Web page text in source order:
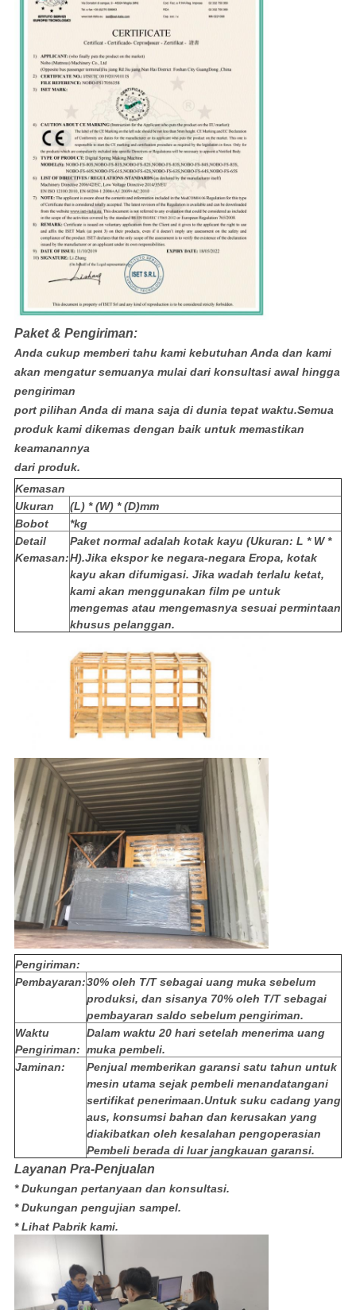
Paket & Pengiriman:
Anda cukup memberi tahu kami kebutuhan Anda dan kami
akan mengatur semuanya mulai dari konsultasi awal hingga
pengiriman
port pilihan Anda di mana saja di dunia tepat waktu.Semua
produk kami dikemas dengan baik untuk memastikan
keamanannya
dari produk.
Kemasan
Ukuran
(L) * (W) * (D)mm
Bobot
*kg
Detail
Kemasan:
Paket normal adalah kotak kayu (Ukuran: L * W *
H).Jika ekspor ke negara-negara Eropa, kotak
kayu akan difumigasi. Jika wadah terlalu ketat,
kami akan menggunakan film pe untuk
mengemas atau mengemasnya sesuai permintaan
khusus pelanggan.
Pengiriman:
Pembayaran:30% oleh T/T sebagai uang muka sebelum
produksi, dan sisanya 70% oleh T/T sebagai
pembayaran saldo sebelum pengiriman.
Waktu
Pengiriman:
Dalam waktu 20 hari setelah menerima uang
muka pembeli.
Jaminan:
Penjual memberikan garansi satu tahun untuk
mesin utama sejak pembeli menandatangani
sertifikat penerimaan.Untuk suku cadang yang
aus, konsumsi bahan dan kerusakan yang
diakibatkan oleh kesalahan pengoperasian
Pembeli berada di luar jangkauan garansi.
Layanan Pra-Penjualan
* Dukungan pertanyaan dan konsultasi.
* Dukungan pengujian sampel.
* Lihat Pabrik kami.